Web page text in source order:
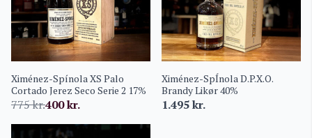
Ximénez-Spínola XS Palo
Cortado Jerez Seco Serie 2 17%
775kr.400kr.
Ximénez-SpÍnola D.P.X.O.
Brandy Likør 40%
1.495kr.